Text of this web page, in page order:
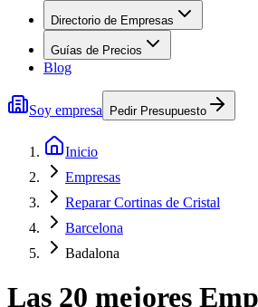
Directorio de Empresas
Guías de Precios
Blog
Soy empresa Pedir Presupuesto
Inicio
Empresas
Reparar Cortinas de Cristal
Barcelona
Badalona
Las 20 mejores